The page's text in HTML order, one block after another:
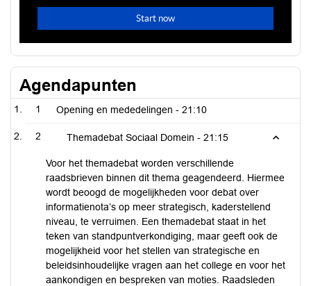
Agendapunten
1 Opening en mededelingen - 21:10
2 Themadebat Sociaal Domein - 21:15
Voor het themadebat worden verschillende
raadsbrieven binnen dit thema geagendeerd. Hiermee
wordt beoogd de mogelijkheden voor debat over
informatienota’s op meer strategisch, kaderstellend
niveau, te verruimen. Een themadebat staat in het
teken van standpuntverkondiging, maar geeft ook de
mogelijkheid voor het stellen van strategische en
beleidsinhoudelijke vragen aan het college en voor het
aankondigen en bespreken van moties. Raadsleden